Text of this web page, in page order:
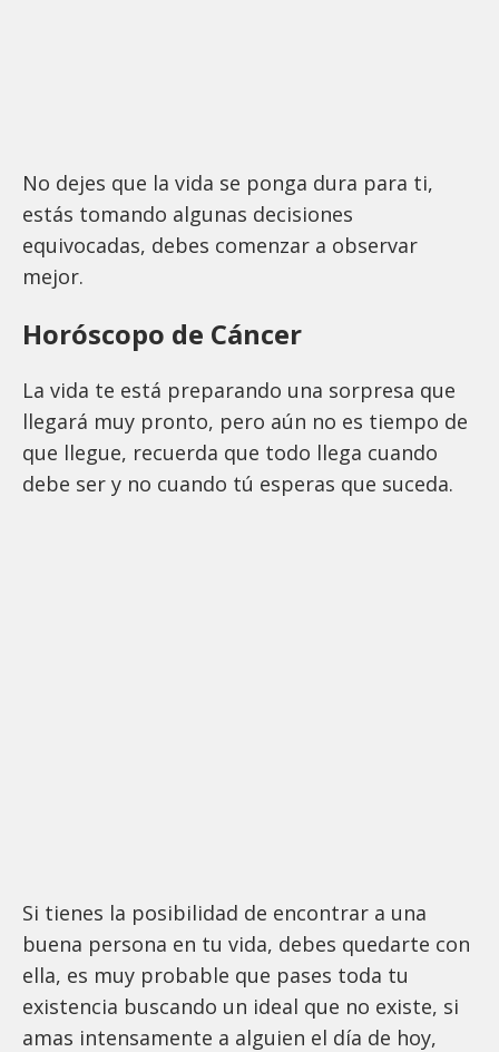
No dejes que la vida se ponga dura para ti,
estás tomando algunas decisiones
equivocadas, debes comenzar a observar
mejor.
Horóscopo de Cáncer
La vida te está preparando una sorpresa que
llegará muy pronto, pero aún no es tiempo de
que llegue, recuerda que todo llega cuando
debe ser y no cuando tú esperas que suceda.
Si tienes la posibilidad de encontrar a una
buena persona en tu vida, debes quedarte con
ella, es muy probable que pases toda tu
existencia buscando un ideal que no existe, si
amas intensamente a alguien el día de hoy,